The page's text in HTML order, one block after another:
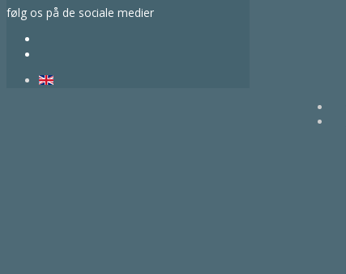
følg os på de sociale medier